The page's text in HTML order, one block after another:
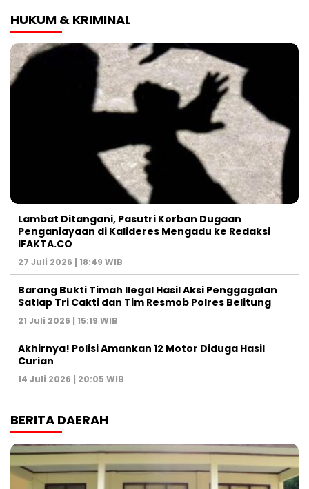
HUKUM & KRIMINAL
Lambat Ditangani, Pasutri Korban Dugaan
Penganiayaan di Kalideres Mengadu ke Redaksi
IFAKTA.CO
27 Juli 2026 | 18:49 WIB
Barang Bukti Timah Ilegal Hasil Aksi Penggagalan
Satlap Tri Cakti dan Tim Resmob Polres Belitung
21 Juli 2026 | 15:19 WIB
Akhirnya! Polisi Amankan 12 Motor Diduga Hasil
Curian
14 Juli 2026 | 20:05 WIB
BERITA DAERAH